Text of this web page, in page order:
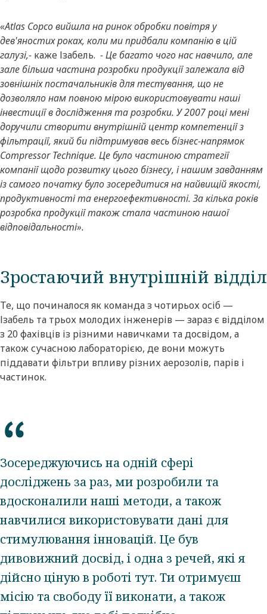
«Atlas Copco вийшла на ринок обробки повітря у
дев'яностих роках, коли ми придбали компанію в цій
галузі,- каже Ізабель. - Це багато чого нас навчило, але
зале більша частина розробки продукції залежала від
зовнішніх постачальників для тестування, що не
дозволяло нам повною мірою використовувати наші
інвестиції в дослідження та розробки. У 2007 році мені
доручили створити внутрішній центр компетенції з
фільтрації, який би підтримував весь бізнес-напрямок
Compressor Technique. Це було частиною стратегії
компанії щодо розвитку цього бізнесу, і нашим завданням
із самого початку було зосередитися на найвищій якості,
продуктивності та енергоефективності. За кілька років
розробка продукції також стала частиною нашої
відповідальності».
Зростаючий внутрішній відділ
Те, що починалося як команда з чотирьох осіб —
Ізабель та трьох молодих інженерів — зараз є відділом
з 20 фахівців із різними навичками та досвідом, а
також сучасною лабораторією, де вони можуть
піддавати фільтри впливу різних аерозолів, парів і
частинок.
Зосереджуючись на одній сфері
досліджень за раз, ми розробили та
вдосконалили наші методи, а також
навчилися використовувати дані для
стимулювання інновацій. Це був
дивовижний досвід, і одна з речей, які я
дійсно ціную в роботі тут. Ти отримуєш
місію та свободу її виконати, а також